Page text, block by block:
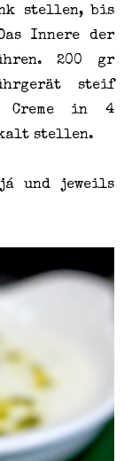
stellen, bis
Innere der
200 gr
steif
Creme in 4
kalt stellen.
und jeweils